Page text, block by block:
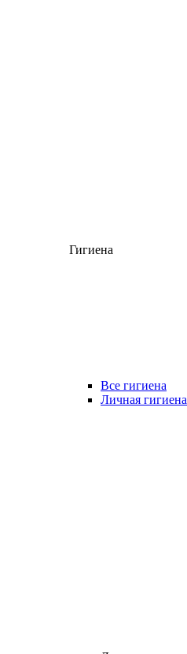
Гигиена
Все гигиена
Личная гигиена